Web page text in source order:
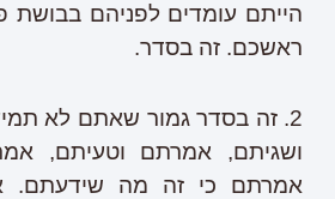
הייתם עומדים לפניהם בבושת
ראשכם. זה בסדר.
2. זה בסדר גמור שאתם לא
ושגיתם, אמרתם וטעיתם,
אמרתם כי זה מה שידעתם.